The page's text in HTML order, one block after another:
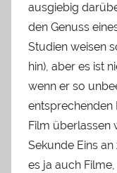
ausgiebig
den Genuss
Studien weisen
hin), aber es ist
wenn er so
entsprechenden
Film überlassen
Sekunde Eins
es ja auch